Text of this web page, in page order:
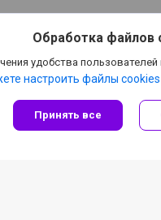
Обработка файлов
удобства
настроить файлы cookies
Принять все